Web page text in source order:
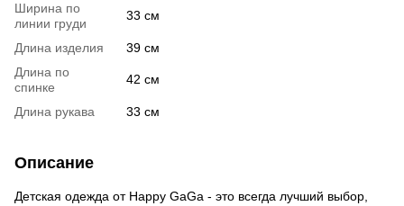
Ширина по
линии груди
33 см
Длина изделия
39 см
Длина по
спинке
42 см
Длина рукава 33 см
Описание
Детская одежда от Happy GaGa - это всегда лучший выбор,